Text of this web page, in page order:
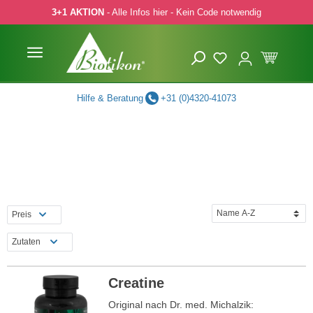
Hauptinhalt springen
Zur Suche springen
Zur Hauptnavigation springen
3+1 AKTION - Alle Infos hier - Kein Code notwendig
Hilfe & Beratung +31 (0)4320-41073
Preis
Zutaten
Creatine
Original nach Dr. med. Michalzik: